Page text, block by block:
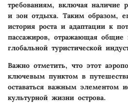
требованиям, включая наличие
и зон отдыха. Таким образом,
история роста и адаптации к
пассажиров, отражающая общие
глобальной туристической
Важно отметить, что этот
ключевым пунктом в
оставаться важным элементом
культурной жизни острова.